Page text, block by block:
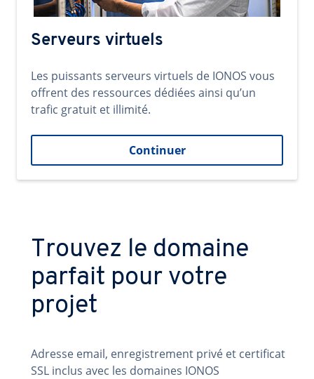
Serveurs virtuels
Les puissants serveurs virtuels de IONOS vous
offrent des ressources dédiées ainsi qu’un
trafic gratuit et illimité.
Continuer
Trouvez le domaine
parfait pour votre
projet
Adresse email, enregistrement privé et certificat
SSL inclus avec les domaines IONOS